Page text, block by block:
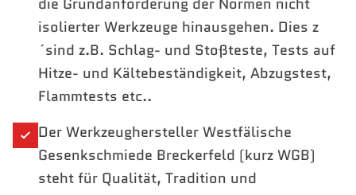
isolierter Werkzeuge hinausgehen. Dies z
´sind z.B. Schlag- und Stoßteste, Tests auf
Hitze- und Kältebeständigkeit, Abzugstest,
Flammtests etc..
Der Werkzeughersteller Westfälische
Gesenkschmiede Breckerfeld (kurz WGB)
steht für Qualität, Tradition und